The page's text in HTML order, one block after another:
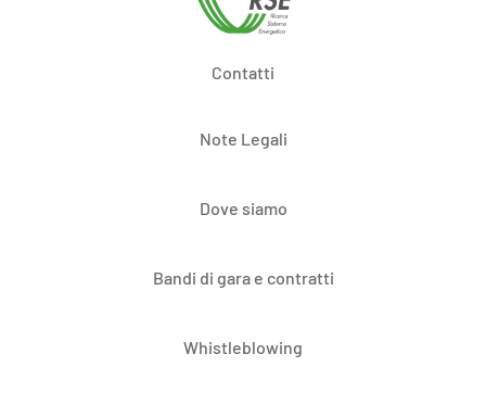
Contatti
Note Legali
Dove siamo
Bandi di gara e contratti
Whistleblowing